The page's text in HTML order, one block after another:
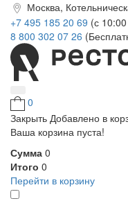
Москва,
+7 495 185 20 69 (с
8 800 302 07 26
0
Закрыть Добавлено в
Ваша корзина пуста!
Сумма 0
Итого 0
Перейти в корзину